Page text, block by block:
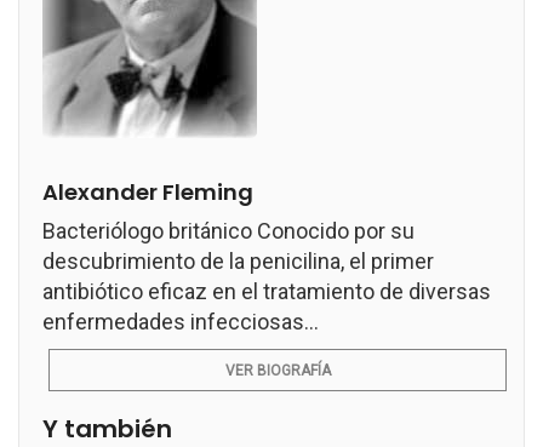
Alexander Fleming
Bacteriólogo británico Conocido por su
descubrimiento de la penicilina, el primer
antibiótico eficaz en el tratamiento de diversas
enfermedades infecciosas...
VER BIOGRAFÍA
Y también